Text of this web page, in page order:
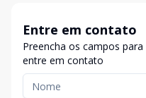
Entre em contato
Preencha os campos
entre em contato